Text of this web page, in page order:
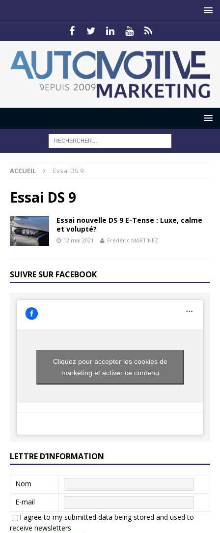
ACCUEIL Essai DS 9
Essai DS 9
Essai nouvelle DS 9 E-Tense : Luxe, calme
et volupté?
12 mai 2021 Frédéric MARTINEZ
SUIVRE SUR FACEBOOK
Cliquez pour accepter les cookies de
marketing et activer ce contenu
LETTRE D’INFORMATION
Nom
E-mail
I agree to my submitted data being stored and used to
receive newsletters